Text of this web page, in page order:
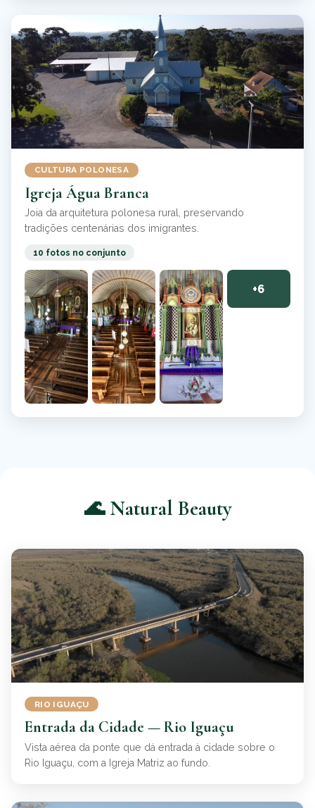
CULTURA POLONESA
Igreja Água Branca
Joia da arquitetura polonesa rural, preservando
tradições centenárias dos imigrantes.
10 fotos no conjunto
+6
🌊 Natural Beauty
RIO IGUAÇU
Entrada da Cidade — Rio Iguaçu
Vista aérea da ponte que dá entrada à cidade sobre o
Rio Iguaçu, com a Igreja Matriz ao fundo.